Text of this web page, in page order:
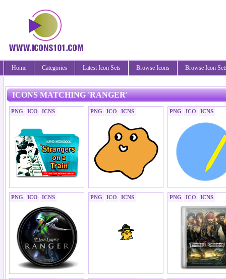
Home Categories Latest Icon Sets Browse Icons Browse Icon
ICONS MATCHING 'RANGER'
PNG ICO ICNS PNG ICO ICNS PNG ICO ICNS
PNG ICO ICNS PNG ICO ICNS PNG ICO ICNS